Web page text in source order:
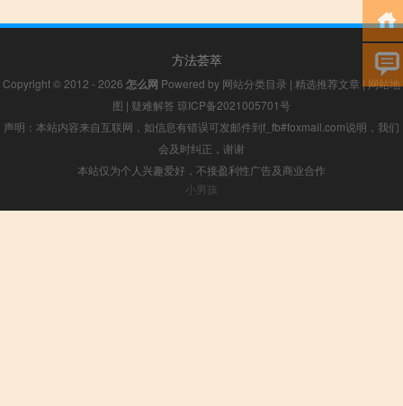
方法荟萃
Copyright © 2012 - 2026 怎么网 Powered by 网站分类目录 | 精选推荐文章 |网站地
图 | 疑难解答 琼ICP备2021005701号
声明：本站内容来自互联网，如信息有错误可发邮件到f_fb#foxmail.com说明，我们
会及时纠正，谢谢
本站仅为个人兴趣爱好，不接盈利性广告及商业合作
小男孩